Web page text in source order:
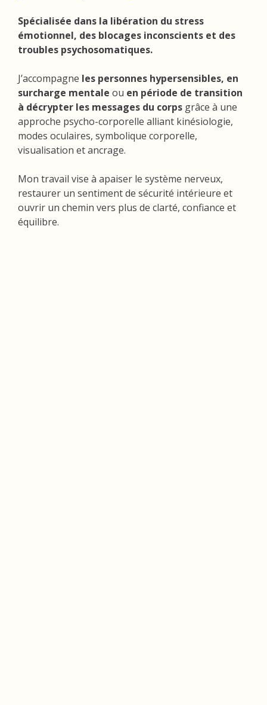
Spécialisée dans la libération du stress
émotionnel, des blocages inconscients et des
troubles psychosomatiques.
J’accompagne les personnes hypersensibles, en
surcharge mentale ou en période de transition
à décrypter les messages du corps grâce à une
approche psycho-corporelle alliant kinésiologie,
modes oculaires, symbolique corporelle,
visualisation et ancrage.
Mon travail vise à apaiser le système nerveux,
restaurer un sentiment de sécurité intérieure et
ouvrir un chemin vers plus de clarté, confiance et
équilibre.